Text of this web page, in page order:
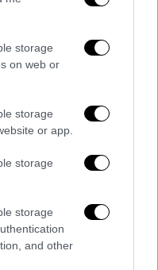
storage
on web or
storage
or app.
storage
storage
and other
Φιντάν και
έμπιστοι
και του
ήδηγνωρίζουν
Άμυνας
το
έχει μπει στο
εξοπλισμοί
μάλιστα και